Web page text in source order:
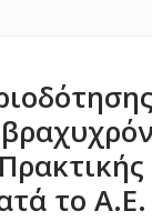
το